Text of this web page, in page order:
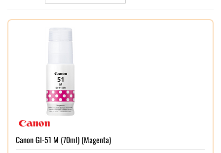
Canon GI-51 M (70ml) (Magenta)